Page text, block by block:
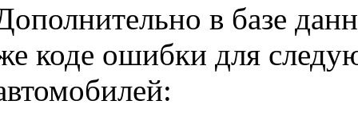
в базе
коде ошибки для